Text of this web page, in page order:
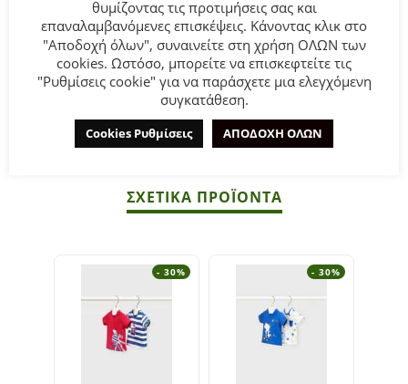
από 6 έως 36 μηνών Mayoral.
Σύνθεση : 100% Βαμβάκι.
Πλένεται στο πλυντήριο στους 30°C.
ΣΧΕΤΙΚΆ ΠΡΟΪΌΝΤΑ
- 30% - 30%
θυμίζοντας τις προτιμήσεις σας και
επαναλαμβανόμενες επισκέψεις. Κάνοντας κλικ στο
"Αποδοχή όλων", συναινείτε στη χρήση ΟΛΩΝ των
cookies. Ωστόσο, μπορείτε να επισκεφτείτε τις
"Ρυθμίσεις cookie" για να παράσχετε μια ελεγχόμενη
συγκατάθεση.
Cookies Ρυθμίσεις ΑΠΟΔΟΧΗ ΟΛΩΝ